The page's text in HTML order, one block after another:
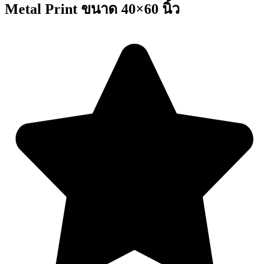
Metal Print ขนาด 40×60 นิ้ว